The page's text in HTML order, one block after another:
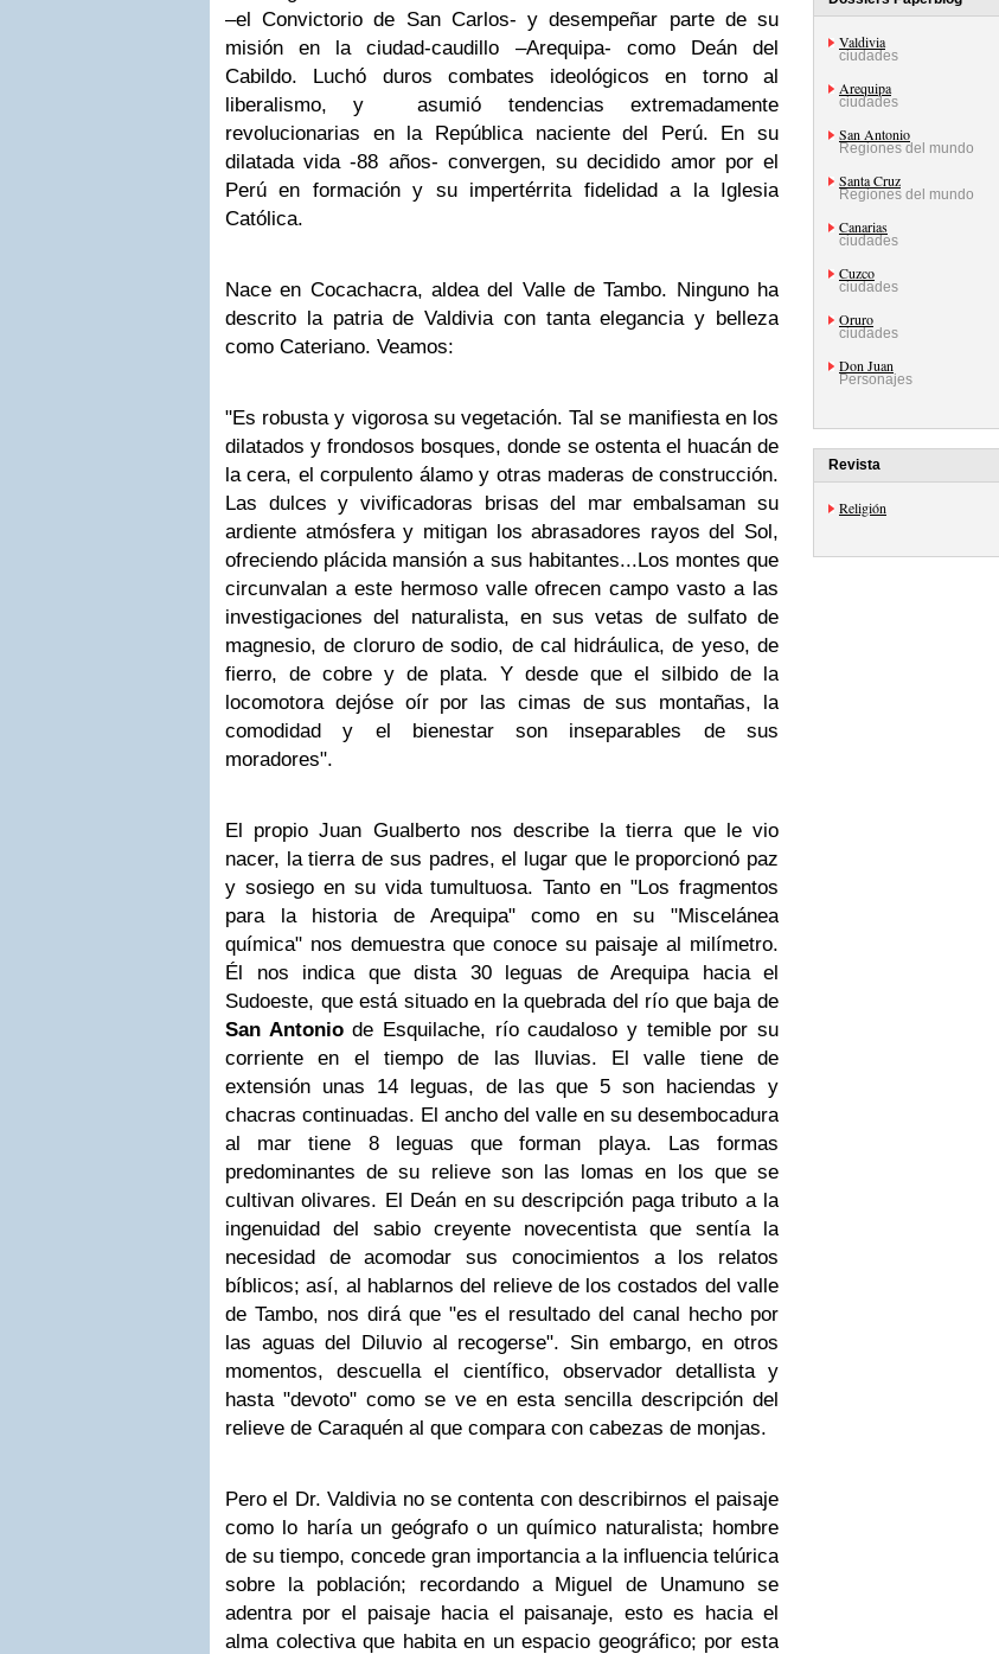
–el Convictorio de San Carlos- y desempeñar parte de su
misión en la ciudad-caudillo –Arequipa- como Deán del
Cabildo. Luchó duros combates ideológicos en torno al
liberalismo, y asumió tendencias extremadamente
revolucionarias en la República naciente del Perú. En su
dilatada vida -88 años- convergen, su decidido amor por el
Perú en formación y su impertérrita fidelidad a la Iglesia
Católica.
Nace en Cocachacra, aldea del Valle de Tambo. Ninguno ha
descrito la patria de Valdivia con tanta elegancia y belleza
como Cateriano. Veamos:
"Es robusta y vigorosa su vegetación. Tal se manifiesta en los
dilatados y frondosos bosques, donde se ostenta el huacán de
la cera, el corpulento álamo y otras maderas de construcción.
Las dulces y vivificadoras brisas del mar embalsaman su
ardiente atmósfera y mitigan los abrasadores rayos del Sol,
ofreciendo plácida mansión a sus habitantes...Los montes que
circunvalan a este hermoso valle ofrecen campo vasto a las
investigaciones del naturalista, en sus vetas de sulfato de
magnesio, de cloruro de sodio, de cal hidráulica, de yeso, de
fierro, de cobre y de plata. Y desde que el silbido de la
locomotora dejóse oír por las cimas de sus montañas, la
comodidad y el bienestar son inseparables de sus
moradores".
El propio Juan Gualberto nos describe la tierra que le vio
nacer, la tierra de sus padres, el lugar que le proporcionó paz
y sosiego en su vida tumultuosa. Tanto en "Los fragmentos
para la historia de Arequipa" como en su "Miscelánea
química" nos demuestra que conoce su paisaje al milímetro.
Él nos indica que dista 30 leguas de Arequipa hacia el
Sudoeste, que está situado en la quebrada del río que baja de
San Antoniode Esquilache, río caudaloso y temible por su
corriente en el tiempo de las lluvias. El valle tiene de
extensión unas 14 leguas, de las que 5 son haciendas y
chacras continuadas. El ancho del valle en su desembocadura
al mar tiene 8 leguas que forman playa. Las formas
predominantes de su relieve son las lomas en los que se
cultivan olivares. El Deán en su descripción paga tributo a la
ingenuidad del sabio creyente novecentista que sentía la
necesidad de acomodar sus conocimientos a los relatos
bíblicos; así, al hablarnos del relieve de los costados del valle
de Tambo, nos dirá que "es el resultado del canal hecho por
las aguas del Diluvio al recogerse". Sin embargo, en otros
momentos, descuella el científico, observador detallista y
hasta "devoto" como se ve en esta sencilla descripción del
relieve de Caraquén al que compara con cabezas de monjas.
Pero el Dr. Valdivia no se contenta con describirnos el paisaje
como lo haría un geógrafo o un químico naturalista; hombre
de su tiempo, concede gran importancia a la influencia telúrica
sobre la población; recordando a Miguel de Unamuno se
adentra por el paisaje hacia el paisanaje, esto es hacia el
alma colectiva que habita en un espacio geográfico; por esta
Valdivia
ciudades
Arequipa
ciudades
San Antonio
Regiones del mundo
Santa Cruz
Regiones del mundo
Canarias
ciudades
Cuzco
ciudades
Oruro
ciudades
Don Juan
Personajes
Revista
Religión